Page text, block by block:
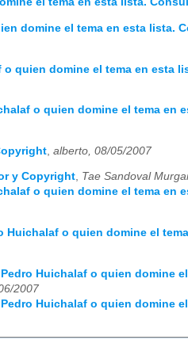
domine el tema en esta lista.
quien domine el tema en esta
o quien domine el tema en
alberto, 08/05/2007
y Copyright, Tae Sandoval
o quien domine el tema en
Huichalaf o quien domine el
Huichalaf o quien domine
2007
Huichalaf o quien domine